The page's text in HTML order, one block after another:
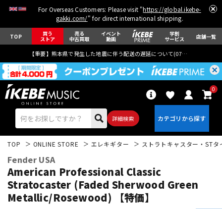
For Overseas Customers: Please visit "https://global.ikebe-
gakki.com/" for direct international shipping.
TOP 買う
ストア
売る
中古買取
イベント
動画
学割
サービス 店舗一覧
【重要】熊本県で発生した地震に伴う配送の遅延について(07月29日
詳細検索
0
エレキギター アコギ/エレアコ
TOP ONLINE STORE エレキギター ストラトキャスター・STタ
Fender USA
American Professional Classic
Stratocaster (Faded Sherwood Green
Metallic/Rosewood) 【特価】